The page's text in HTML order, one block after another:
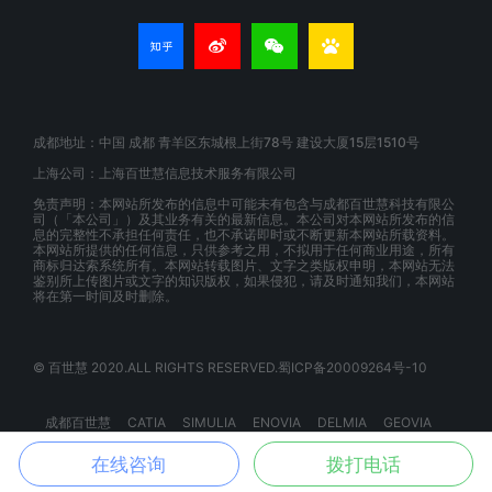
成都地址：中国 成都 青羊区东城根上街78号 建设大厦15层1510号
上海公司：上海百世慧信息技术服务有限公司
免责声明：本网站所发布的信息中可能未有包含与成都百世慧科技有限公
司（「本公司」）及其业务有关的最新信息。本公司对本网站所发布的信
息的完整性不承担任何责任，也不承诺即时或不断更新本网站所载资料。
本网站所提供的任何信息，只供参考之用，不拟用于任何商业用途，所有
商标归达索系统所有。本网站转载图片、文字之类版权申明，本网站无法
鉴别所上传图片或文字的知识版权，如果侵犯，请及时通知我们，本网站
将在第一时间及时删除。
© 百世慧 2020.ALL RIGHTS RESERVED.蜀ICP备20009264号-10
成都百世慧 CATIA SIMULIA ENOVIA DELMIA
GEOVIA
BIOVIA
EXALEAD 3DSPACEX 3DEXPERIENCE
在线咨询 拨打电话